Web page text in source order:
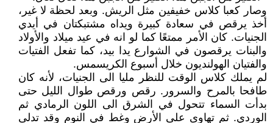
وصار كعبا كلاس خفيفين مثل الريش. وبعد لحظة لا غير،
أخذ يرقص في سعادة كبيرة ويداه مشتبكتان في أيدي
الجنيات. كان الأمر ممتعًا كما لو انه في عيد ميلاد والأولاد
والبنات يرقصون في الشوارع يدا بيد، كما تفعل الفتيات
والفتيان الهولنديون خلال أسبوع الكريسمس.
لم يملك كلاس الوقت للنظر مليا الى الجنيات، لأنه كان
طافحا بالمرح والسرور. رقص ورقص طوال الليل حتى
بدأت السماء تتحول في الشرق الى اللون الرمادي ثم
الوردي. ثم تهاوى على الأرض وغط في النوم وقد تدلى